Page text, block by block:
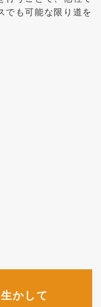
でも可能な限り道を
かして